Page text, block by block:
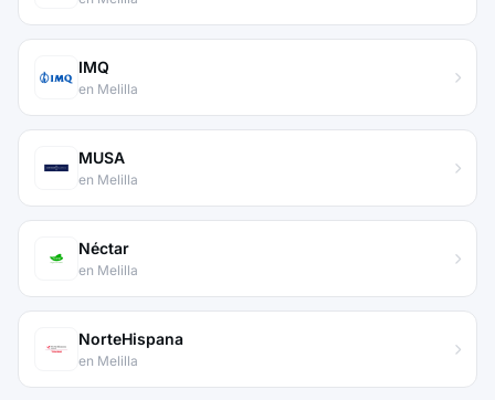
IMQ
en Melilla
MUSA
en Melilla
Néctar
en Melilla
NorteHispana
en Melilla